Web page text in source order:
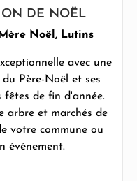
DE NOËL
Noël, Lutins
avec une
Père-Noël et ses
fêtes de fin d'année.
arbre et marchés de
votre commune ou
événement.